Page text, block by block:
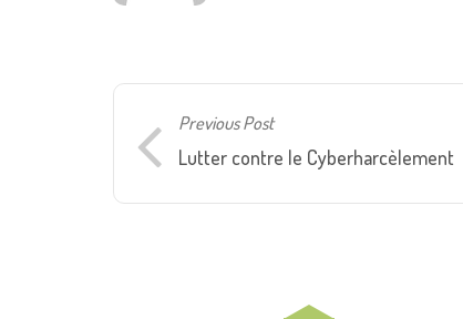
Previous Post
Lutter contre le Cyberharcèlement